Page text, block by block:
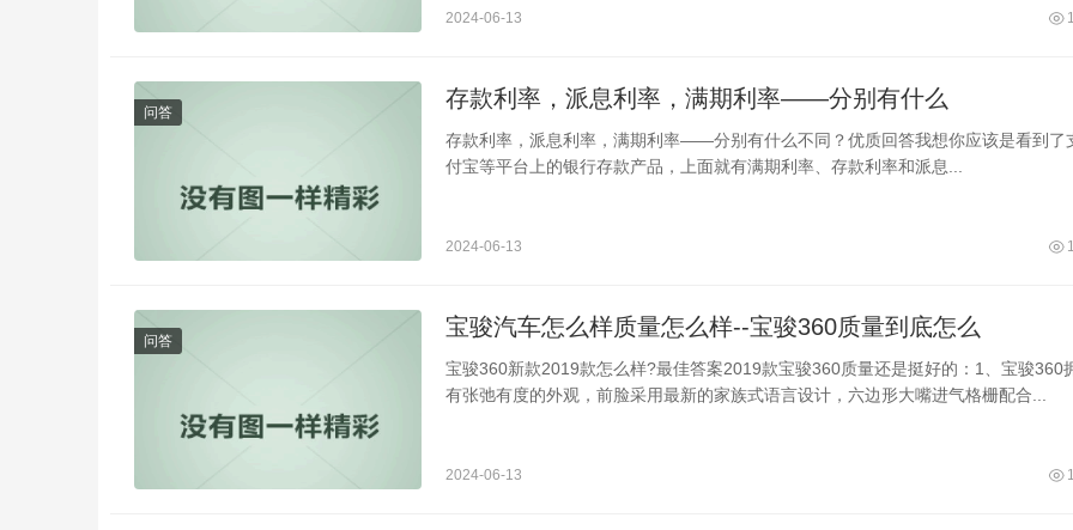
2024-06-13
问答
存款利率，派息利率，满期利率——分别有什么
存款利率，派息利率，满期利率——分别有什么不同？优质回答我想你应该是看到了
付宝等平台上的银行存款产品，上面就有满期利率、存款利率和派息...
2024-06-13
问答
宝骏汽车怎么样质量怎么样--宝骏360质量到底怎么
宝骏360新款2019款怎么样?最佳答案2019款宝骏360质量还是挺好的：1、宝骏360
有张弛有度的外观，前脸采用最新的家族式语言设计，六边形大嘴进气格栅配合...
2024-06-13